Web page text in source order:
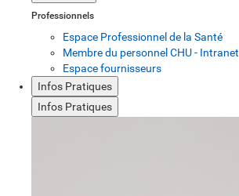
Professionnels
Espace Professionnel de la Santé
Membre du personnel CHU - Intranet
Espace fournisseurs
Infos Pratiques
Infos Pratiques